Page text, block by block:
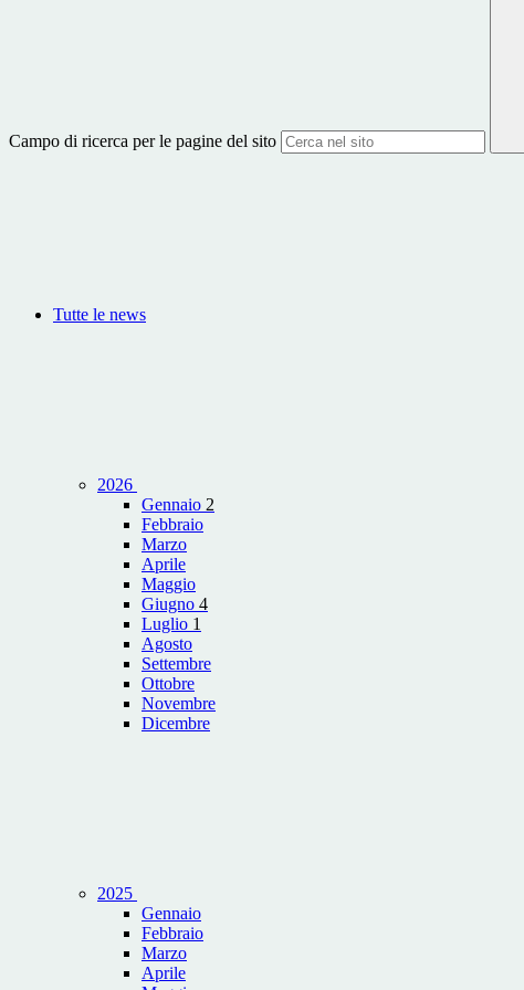
Campo di ricerca per le pagine del sito
Tutte le news
2026
Gennaio 2
Febbraio
Marzo
Aprile
Maggio
Giugno 4
Luglio 1
Agosto
Settembre
Ottobre
Novembre
Dicembre
2025
Gennaio
Febbraio
Marzo
Aprile